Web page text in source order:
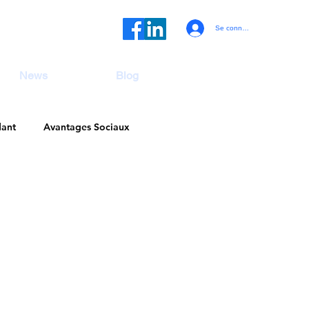
News Blog
Se connecter
Avantages Sociaux